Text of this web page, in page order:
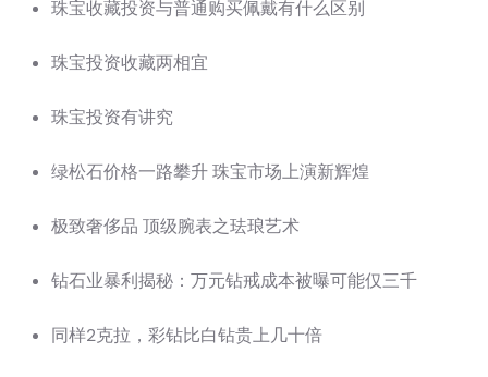
珠宝收藏投资与普通购买佩戴有什么区别
珠宝投资收藏两相宜
珠宝投资有讲究
绿松石价格一路攀升 珠宝市场上演新辉煌
极致奢侈品 顶级腕表之珐琅艺术
钻石业暴利揭秘：万元钻戒成本被曝可能仅三千
同样2克拉，彩钻比白钻贵上几十倍